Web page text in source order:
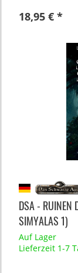
18,95 € *
DSA - RUINEN
SIMYALAS 1)
Auf Lager
Lieferzeit 1-7